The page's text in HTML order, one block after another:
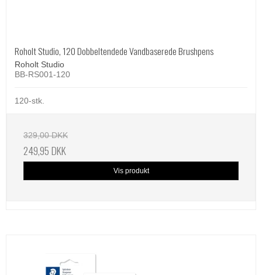
Roholt Studio, 120 Dobbeltendede Vandbaserede Brushpens
Roholt Studio
BB-RS001-120
120-stk.
329,00 DKK
249,95 DKK
Vis produkt